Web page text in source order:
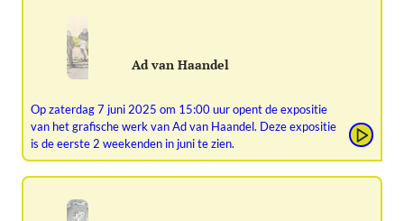
Ad van Haandel
Op zaterdag 7 juni 2025 om 15:00 uur opent de expositie
van het grafische werk van Ad van Haandel. Deze expositie
is de eerste 2 weekenden in juni te zien.